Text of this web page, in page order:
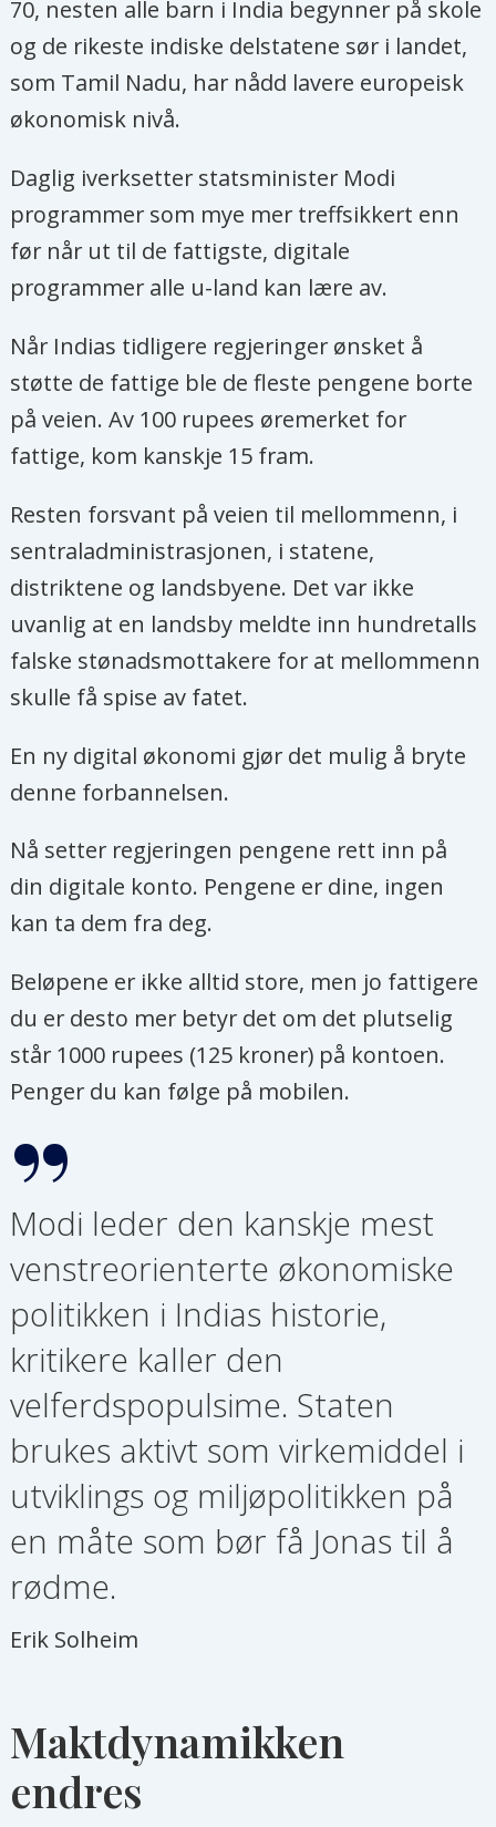
70, nesten alle barn i India begynner på skole
og de rikeste indiske delstatene sør i landet,
som Tamil Nadu, har nådd lavere europeisk
økonomisk nivå.
Daglig iverksetter statsminister Modi
programmer som mye mer treffsikkert enn
før når ut til de fattigste, digitale
programmer alle u-land kan lære av.
Når Indias tidligere regjeringer ønsket å
støtte de fattige ble de fleste pengene borte
på veien. Av 100 rupees øremerket for
fattige, kom kanskje 15 fram.
Resten forsvant på veien til mellommenn, i
sentraladministrasjonen, i statene,
distriktene og landsbyene. Det var ikke
uvanlig at en landsby meldte inn hundretalls
falske stønadsmottakere for at mellommenn
skulle få spise av fatet.
En ny digital økonomi gjør det mulig å bryte
denne forbannelsen.
Nå setter regjeringen pengene rett inn på
din digitale konto. Pengene er dine, ingen
kan ta dem fra deg.
Beløpene er ikke alltid store, men jo fattigere
du er desto mer betyr det om det plutselig
står 1000 rupees (125 kroner) på kontoen.
Penger du kan følge på mobilen.
Modi leder den kanskje mest
venstreorienterte økonomiske
politikken i Indias historie,
kritikere kaller den
velferdspopulsime. Staten
brukes aktivt som virkemiddel i
utviklings og miljøpolitikken på
en måte som bør få Jonas til å
rødme.
Erik Solheim
Maktdynamikken
endres